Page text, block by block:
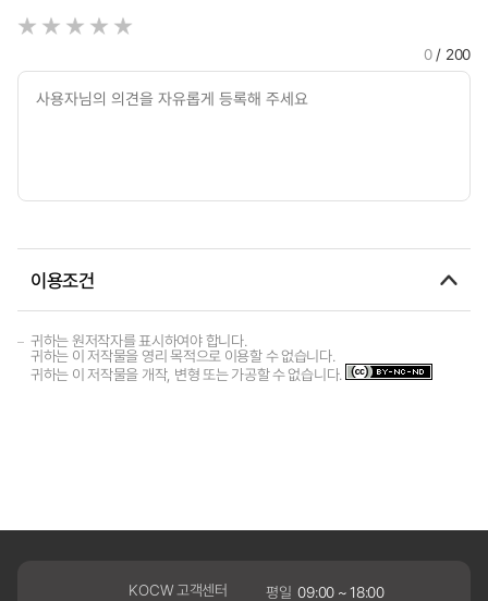
0/ 200
이용조건
귀하는 원저작자를 표시하여야 합니다.
귀하는 이 저작물을 영리 목적으로 이용할 수 없습니다.
귀하는 이 저작물을 개작, 변형 또는 가공할 수 없습니다.
KOCW 고객센터 평일 09:00 ~ 18:00